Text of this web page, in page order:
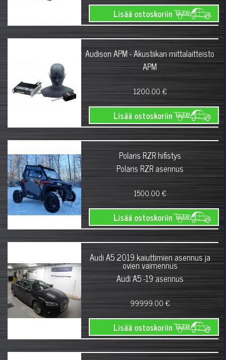
Lisää ostoskoriin
Audison APM - Akustiikan mittalaitteisto
APM
1200.00 €
Lisää ostoskoriin
Polaris RZR hifistys
Polaris RZR asennus
1500.00 €
Lisää ostoskoriin
Audi A5 2019 kaiuttimien asennus ja
ovien vaimennus
Audi A5 -19 asennus
99999.00 €
Lisää ostoskoriin